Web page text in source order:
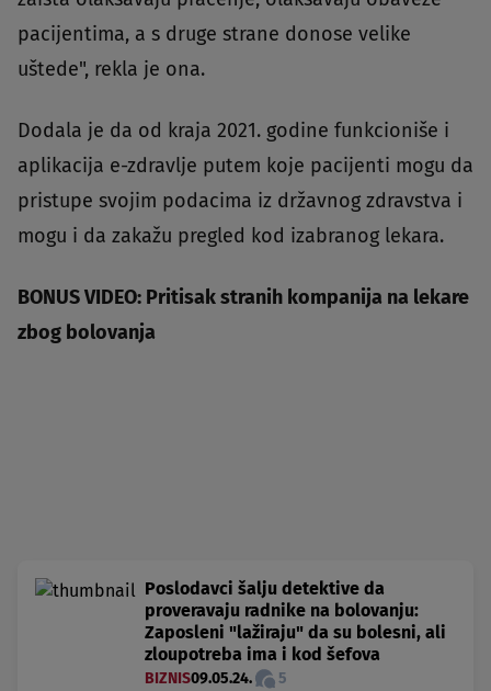
pacijentima, a s druge strane donose velike
uštede", rekla je ona.
Dodala je da od kraja 2021. godine funkcioniše i
aplikacija e-zdravlje putem koje pacijenti mogu da
pristupe svojim podacima iz državnog zdravstva i
mogu i da zakažu pregled kod izabranog lekara.
BONUS VIDEO: Pritisak stranih kompanija na lekare
zbog bolovanja
Poslodavci šalju detektive da
proveravaju radnike na bolovanju:
Zaposleni "lažiraju" da su bolesni, ali
zloupotreba ima i kod šefova
BIZNIS09.05.24. 5